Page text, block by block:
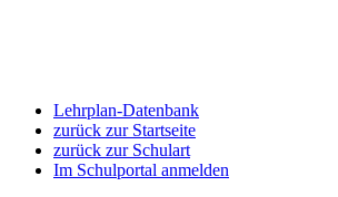
Lehrplan-Datenbank
zurück zur Startseite
zurück zur Schulart
Im Schulportal anmelden